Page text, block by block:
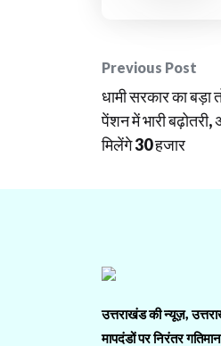
Post
Previous Post
धामी सरकार का बड़ा
पेंशन में भारी
मिलेंगे 30 हजार
उत्तराखंड की न्यूज़,
मापदंडों पर निरंतर